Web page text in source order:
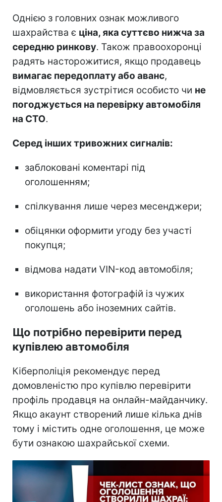
Однією з головних ознак можливого
шахрайства є ціна, яка суттєво нижча за
середню ринкову. Також правоохоронці
радять насторожитися, якщо продавець
вимагає передоплату або аванс,
відмовляється зустрітися особисто чи не
погоджується на перевірку автомобіля
на СТО.
Серед інших тривожних сигналів:
заблоковані коментарі під
оголошенням;
спілкування лише через месенджери;
обіцянки оформити угоду без участі
покупця;
відмова надати VIN-код автомобіля;
використання фотографій із чужих
оголошень або іноземних сайтів.
Що потрібно перевірити перед
купівлею автомобіля
Кіберполіція рекомендує перед
домовленістю про купівлю перевірити
профіль продавця на онлайн-майданчику.
Якщо акаунт створений лише кілька днів
тому і містить одне оголошення, це може
бути ознакою шахрайської схеми.